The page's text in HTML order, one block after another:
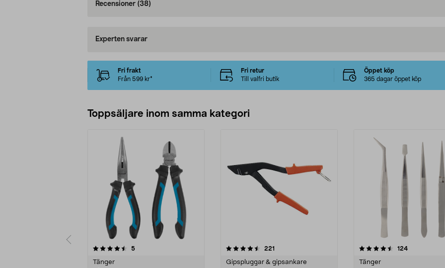
Recensioner (38)
Experten svarar
Fri frakt
Från 599 kr*
Fri retur
Till valfri butik
Öppet köp
365 dagar öppet köp
Toppsäljare inom samma kategori
5recensioner
Tänger
4.5 av 5 stjärnor 221
Gipspluggar & gipsankare
4.5 av 5 stjärnor 124recensioner
Tänger
4.5 av 5 stjärnor